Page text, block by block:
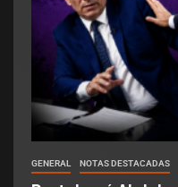
GENERAL NOTAS DESTACADAS